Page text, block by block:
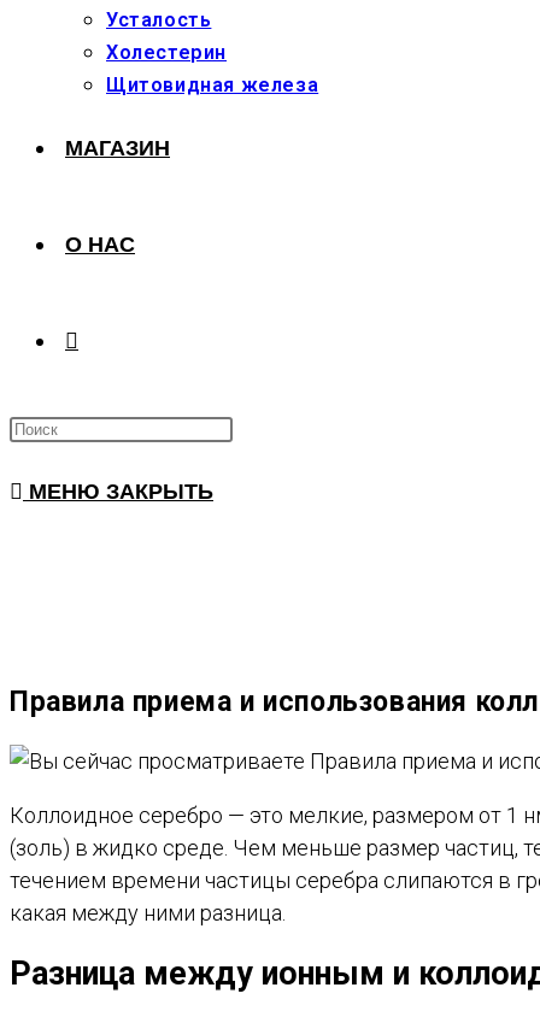
Усталость
Холестерин
Щитовидная железа
МАГАЗИН
О НАС
ПЕРЕКЛЮЧИТЬ
ПОИСК
МЕНЮ ЗАКРЫТЬ
Правила приема и использования
Коллоидное серебро — это мелкие, размером от 1
(золь) в жидко среде. Чем меньше размер частиц,
течением времени частицы серебра слипаются в
какая между ними разница.
Разница между ионным и